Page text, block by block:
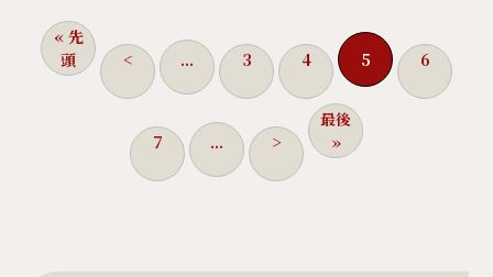
« 先
頭
< ... 3 4 5 6
7 ... >
最後
»